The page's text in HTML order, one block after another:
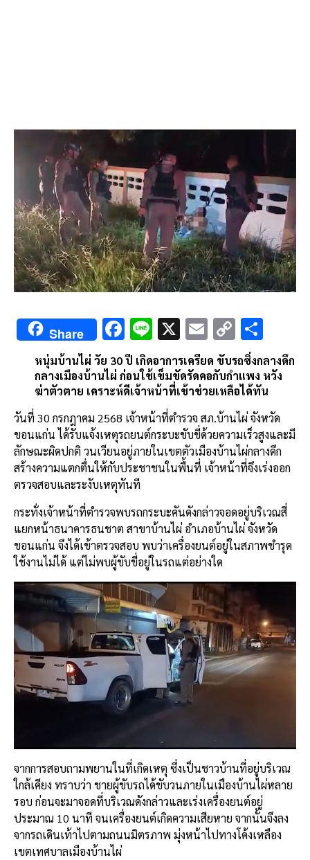
Share F
ac
e
b
o
o
k
Li
n
e
X E
m
ai
l
C
o
py
Li
n
k
h
ar
e
หนุ่มบ้านไผ่ วัย 30 ปี เกิดอาการเครียด ขับรถซิ่งกลางดึก
กลางเมืองบ้านไผ่ ก่อนใช้เข็มขัดรัดคอกับกำแพง หวัง
ฆ่าตัวตาย เคราะห์ดีเจ้าหน้าที่เข้าช่วยเหลือได้ทัน
วันที่ 30 กรกฎาคม 2568 เจ้าหน้าที่ตำรวจ สภ.บ้านไผ่ จังหวัด
ขอนแก่น ได้รับแจ้งเหตุรถยนต์กระบะขับขี่ด้วยความเร็วสูงและมี
ลักษณะผิดปกติ วนเวียนอยู่ภายในเขตตัวเมืองบ้านไผ่กลางดึก
สร้างความแตกตื่นให้กับประชาชนในพื้นที่ เจ้าหน้าที่จึงเร่งออก
ตรวจสอบและระงับเหตุทันที
กระทั่งเจ้าหน้าที่ตำรวจพบรถกระบะคันดังกล่าวจอดอยู่บริเวณสี่
แยกหน้าธนาคารธนชาต สาขาบ้านไผ่ อำเภอบ้านไผ่ จังหวัด
ขอนแก่น จึงได้เข้าตรวจสอบ พบว่าเครื่องยนต์อยู่ในสภาพชำรุด
ใช้งานไม่ได้ แต่ไม่พบผู้ขับขี่อยู่ในรถแต่อย่างใด
จากการสอบถามพยานในที่เกิดเหตุ ซึ่งเป็นชาวบ้านที่อยู่บริเวณ
ใกล้เคียง ทราบว่า ชายผู้ขับรถได้ขับวนภายในเมืองบ้านไผ่หลาย
รอบ ก่อนจะมาจอดที่บริเวณดังกล่าวและเร่งเครื่องยนต์อยู่
ประมาณ 10 นาที จนเครื่องยนต์เกิดความเสียหาย จากนั้นจึงลง
จากรถเดินเท้าไปตามถนนมิตรภาพ มุ่งหน้าไปทางโค้งเหลือง
เขตเทศบาลเมืองบ้านไผ่